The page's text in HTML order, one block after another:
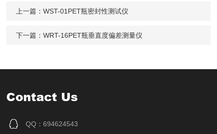
上一篇：WST-01PET瓶密封性测试仪
下一篇：WRT-16PET瓶垂直度偏差测量仪
Contact Us
QQ：694624543